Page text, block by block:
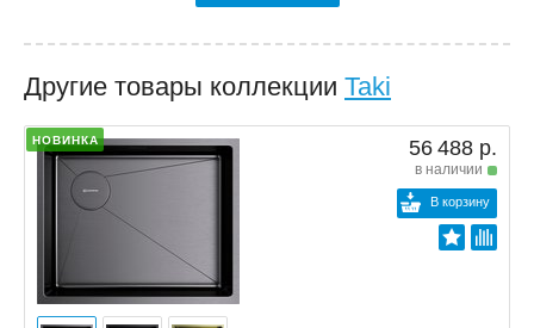
Другие товары коллекции Taki
НОВИНКА 56 488 р.
в наличии
В корзину